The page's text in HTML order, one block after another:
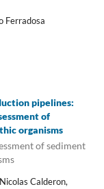
Ferradosa
pipelines:
of
organisms
of sediment
Calderon,